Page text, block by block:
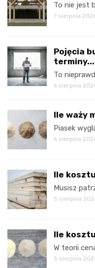
To nie jest
7 sierpnia
Pojęcia
terminy...
To
6 sierpnia
Ile waży
Piasek
6 sierpnia
Ile
Musisz
5 sierpnia
Ile
W teorii
5 sierpnia